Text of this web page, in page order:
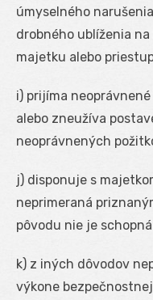
úmyselného
drobného ublíženia
majetku alebo
i) prijíma
alebo zneužíva
neoprávnených
j) disponuje s
neprimeraná
pôvodu nie je
k) z iných dôvodov
výkone